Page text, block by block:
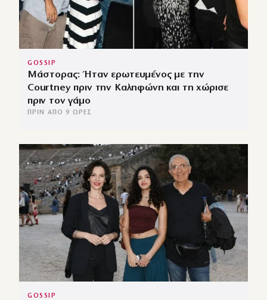
GOSSIP
Μάστορας: Ήταν ερωτευμένος με την
Courtney πριν την Καληφώνη και τη χώρισε
πριν τον γάμο
ΠΡΙΝ ΑΠΌ 9 ΏΡΕΣ
GOSSIP